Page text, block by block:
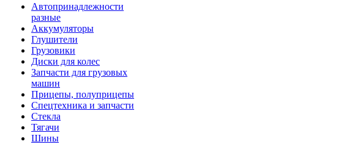
Автопринадлежности
разные
Аккумуляторы
Глушители
Грузовики
Диски для колес
Запчасти для грузовых
машин
Прицепы, полуприцепы
Спецтехника и запчасти
Стекла
Тягачи
Шины